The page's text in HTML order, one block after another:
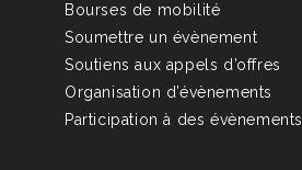
Bourses de mobilité
Soumettre un évènement
Soutiens aux appels d’offres
Organisation d’évènements
Participation à des évènements